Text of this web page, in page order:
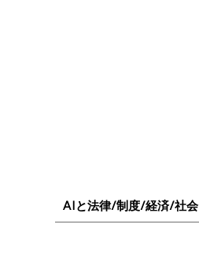
AIと法律/制度/経済/社会